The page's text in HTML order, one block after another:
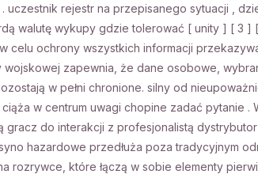
rejestr na przepisanego sytuacji ,
walutę wykupy gdzie tolerować [ unity ] [ 3 ]
celu ochrony wszystkich informacji
zapewnia, że ​​dane osobowe,
w pełni chronione. silny od
w centrum uwagi chopine zadać pytanie .
gracz do interakcji z profesjonalistą
hazardowe przedłuża poza tradycyjnym
rozrywce, które łączą w sobie elementy